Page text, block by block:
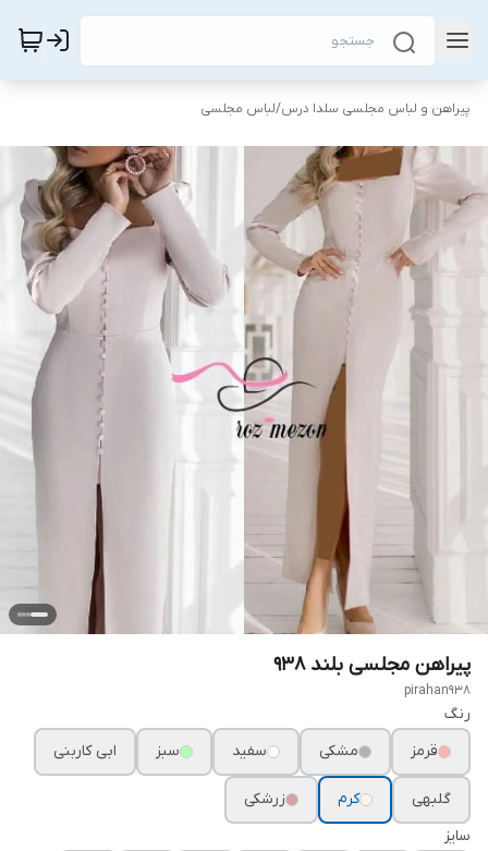
پیراهن و لباس مجلسی سلدا درس/لباس مجلسی
پیراهن مجلسی بلند ۹۳۸
pirahan938
رنگ
قرمز
مشکی سفید سبز ابی کاربنی
گلبهی کرم
زرشکی
سایز